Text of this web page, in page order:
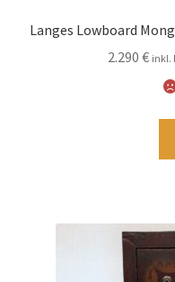
Langes Lowboard
2.290 € inkl.